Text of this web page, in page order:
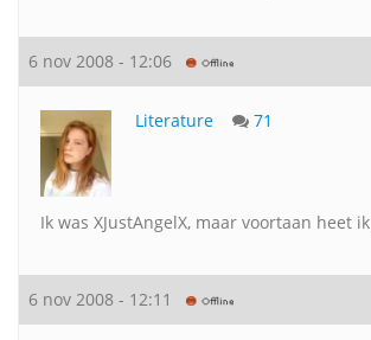
6 nov 2008 - 12:06
Literature 71
Ik was XJustAngelX, maar voortaan heet ik
6 nov 2008 - 12:11